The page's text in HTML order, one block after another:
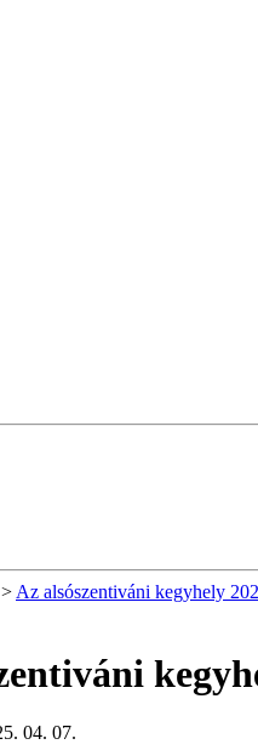
> Az alsószentiváni kegyhely
04. 07.